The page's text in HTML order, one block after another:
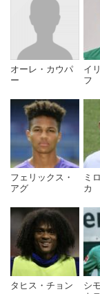
では敗れたもの
執ることが発表
め正式に監督に
2018年1月24日
トラハト・フラ
しで乗り切るな
レーメンとの契
2018-19シーズ
を積み上げるな
じた。シーズン
しかし翌2019-
響もあり終始自
ン戦の勝利で辛
だ。1.FCハイデ
オーレ・カウパ
ー
イ
フ
フェリックス・
アグ
ミ
カ
タヒス・チョン
シ